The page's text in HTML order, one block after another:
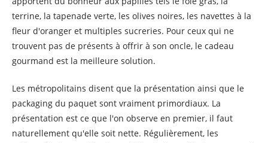
terrine, la tapenade verte, les olives noires, les navettes à la
fleur d'oranger et multiples sucreries. Pour ceux qui ne
trouvent pas de présents à offrir à son oncle, le cadeau
gourmand est la meilleure solution.
Les métropolitains disent que la présentation ainsi que le
packaging du paquet sont vraiment primordiaux. La
présentation est ce que l'on observe en premier, il faut
naturellement qu'elle soit nette. Régulièrement, les